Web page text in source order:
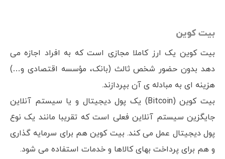
بیت کوین
بیت کوین یک ارز کاملا مجازی است که به افراد اجازه می
دهد بدون حضور شخص ثالث (بانک، مؤسسه اقتصادی و…)
هزینه ای به مبادله ی آن بپردازند.
بیت کوین (Bitcoin) یک پول دیجیتال و یا سیستم آنلاین
جایگزین سیستم آنلاین فعلی است که تقریبا مانند یک نوع
پول دیجیتال عمل می کند. بیت کوین هم برای سرمایه گذاری
و هم برای پرداخت بهای کالاها و خدمات استفاده می شود.